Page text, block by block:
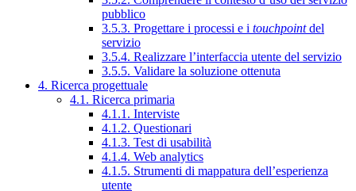
pubblico
3.5.3. Progettare i processi e i touchpointdel
servizio
3.5.4. Realizzare l’interfaccia utente del servizio
3.5.5. Validare la soluzione ottenuta
4. Ricerca progettuale
4.1. Ricerca primaria
4.1.1. Interviste
4.1.2. Questionari
4.1.3. Test di usabilità
4.1.4. Web analytics
4.1.5. Strumenti di mappatura dell’esperienza
utente